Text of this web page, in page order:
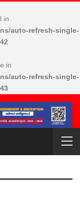
in
auto-refresh-single-
42
in
auto-refresh-single-
43